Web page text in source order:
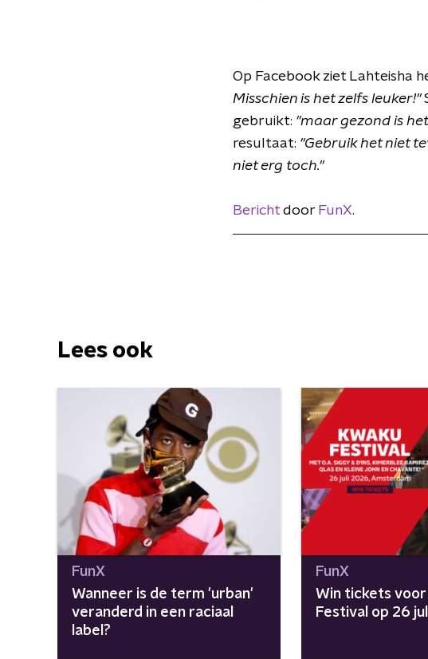
Op Facebook ziet Lahteisha
Misschien is het zelfs leuker!"
gebruikt: "maar gezond is
resultaat: "Gebruik het niet
niet erg toch."
Bericht door FunX.
Lees ook
FunX
Wanneer is de term 'urban'
veranderd in een raciaal
label?
FunX
Win tickets voor
Festival op 26